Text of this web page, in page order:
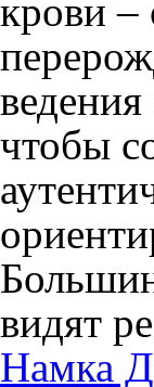
крови –
чтобы
видят
Намка